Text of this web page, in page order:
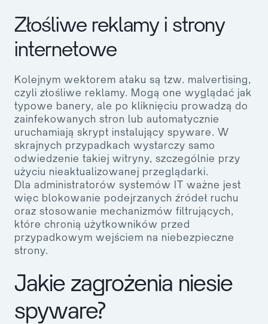
Złośliwe reklamy i strony
internetowe
Kolejnym wektorem ataku są tzw. malvertising,
czyli złośliwe reklamy. Mogą one wyglądać jak
typowe banery, ale po kliknięciu prowadzą do
zainfekowanych stron lub automatycznie
uruchamiają skrypt instalujący spyware. W
skrajnych przypadkach wystarczy samo
odwiedzenie takiej witryny, szczególnie przy
użyciu nieaktualizowanej przeglądarki.
Dla administratorów systemów IT ważne jest
więc blokowanie podejrzanych źródeł ruchu
oraz stosowanie mechanizmów filtrujących,
które chronią użytkowników przed
przypadkowym wejściem na niebezpieczne
strony.
Jakie zagrożenia niesie
spyware?